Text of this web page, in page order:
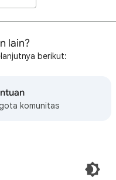
lain?
berikut:
komunitas